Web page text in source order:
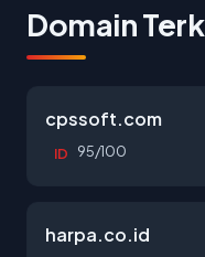
Domain
cpssoft.com
ID 95/100
harpa.co.id